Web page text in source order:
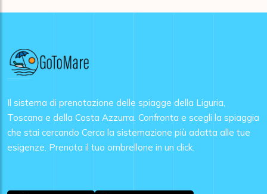
Il sistema di prenotazione delle spiagge della Liguria,
Toscana e della Costa Azzurra. Confronta e scegli la spiaggia
che stai cercando Cerca la sistemazione più adatta alle tue
esigenze. Prenota il tuo ombrellone in un click.